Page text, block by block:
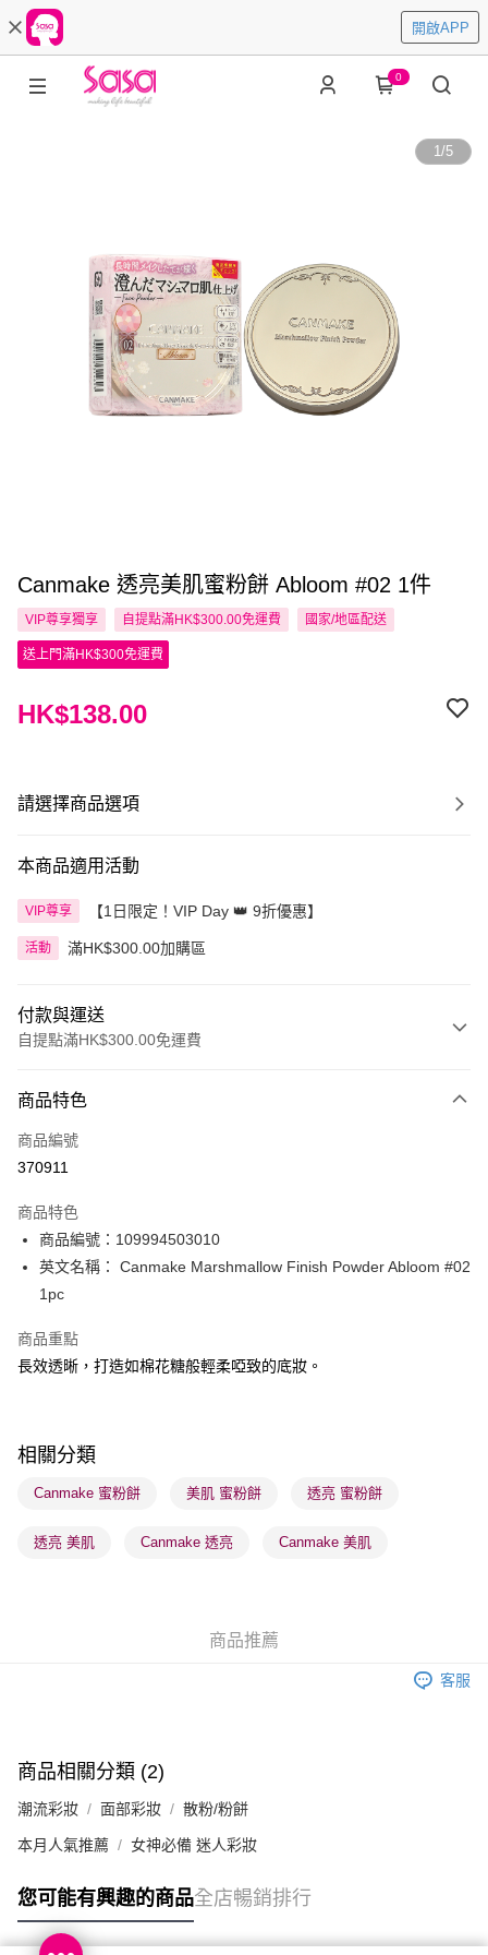
開啟APP
0
1/5
Canmake 透亮美肌蜜粉餅 Abloom #02 1件
VIP尊享獨享 自提點滿HK$300.00免運費 國家/地區配送
送上門滿HK$300免運費
HK$138.00
請選擇商品選項
本商品適用活動
VIP尊享 【1日限定！VIP Day 👑 9折優惠】
活動 滿HK$300.00加購區
付款與運送
自提點滿HK$300.00免運費
信用卡
Apple Pay
PayMe
WeChat Pay
送貨方式
每筆HK$65.00，滿HK$300.00或以上免運費
確認發貨後1-3 工作天送達，訂單將隨機分配至SF順豐速運或京東
(香港門市) 只顯示可選門市。確認發貨後2-5個工作天到店，3天內
取。逾期會取消訂單，並不會安排重寄
澳門地區配送 - 確認發貨後1-4個工作天送達
商品特色
商品編號
370911
商品特色
商品編號：109994503010
英文名稱： Canmake Marshmallow Finish Powder Abloom #02
1pc
商品重點
長效透晰，打造如棉花糖般輕柔啞致的底妝。
相關分類
Canmake 蜜粉餅 美肌 蜜粉餅 透亮 蜜粉餅
透亮 美肌 Canmake 透亮 Canmake 美肌
商品推薦
客服
商品相關分類 (2)
潮流彩妝 面部彩妝 散粉/粉餅
本月人氣推薦 女神必備 迷人彩妝
您可能有興趣的商品全店暢銷排行